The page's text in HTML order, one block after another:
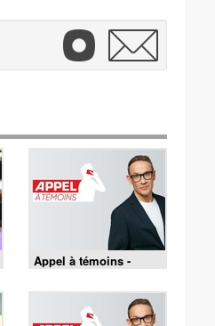
Appel à témoins -
Anthony Lambert :
l'enquête continue